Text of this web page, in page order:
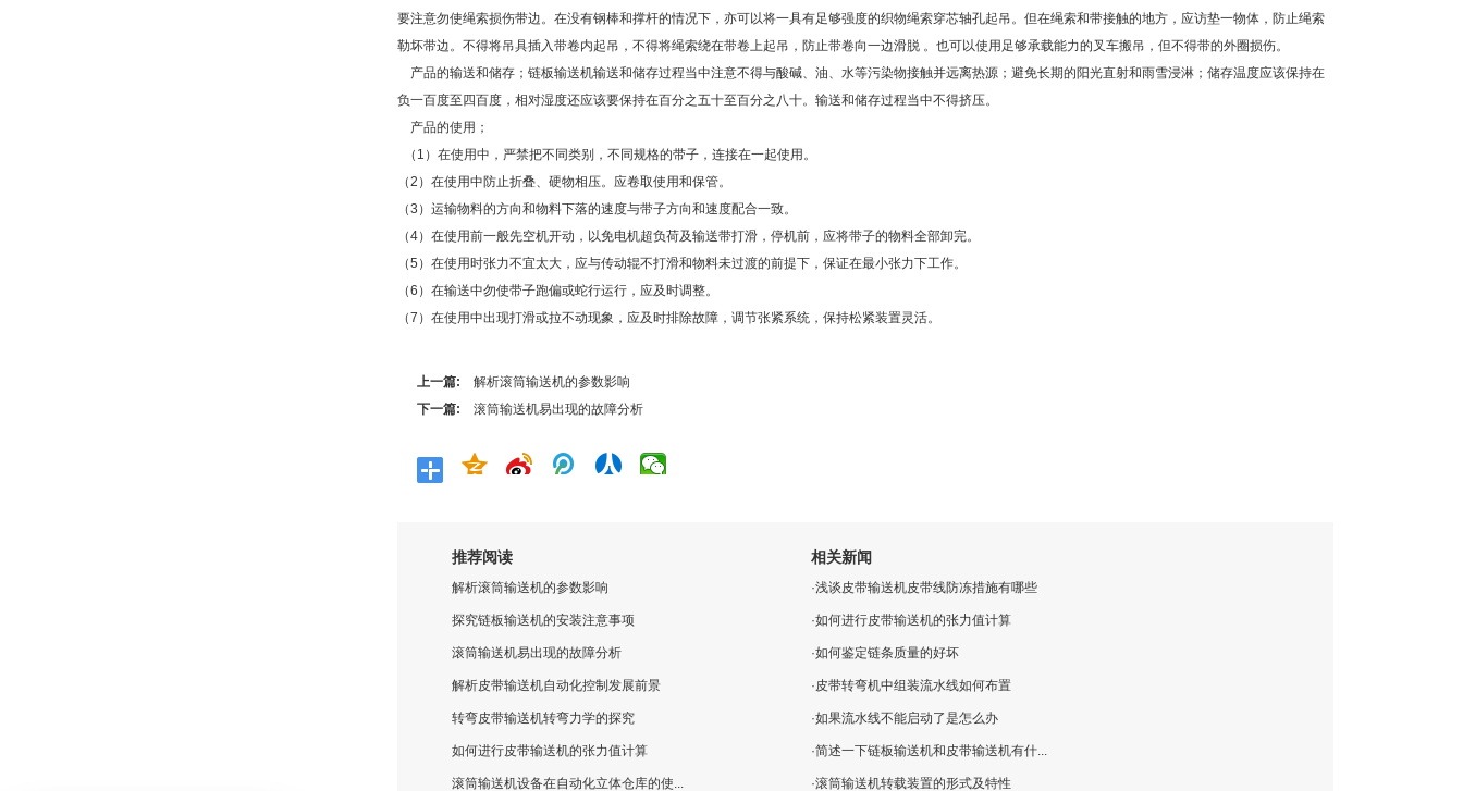
要注意勿使绳索损伤带边。在没有钢棒和撑杆的情况下，亦可以将一具有足够强度的织物绳索穿芯轴孔起吊。但在绳索和带接触的地方，应访垫一物体，防止绳索
勒坏带边。不得将吊具插入带卷内起吊，不得将绳索绕在带卷上起吊，防止带卷向一边滑脱 。也可以使用足够承载能力的叉车搬吊，但不得带的外圈损伤。
产品的输送和储存；链板输送机输送和储存过程当中注意不得与酸碱、油、水等污染物接触并远离热源；避免长期的阳光直射和雨雪浸淋；储存温度应该保持在
负一百度至四百度，相对湿度还应该要保持在百分之五十至百分之八十。输送和储存过程当中不得挤压。
产品的使用；
（1）在使用中，严禁把不同类别，不同规格的带子，连接在一起使用。
（2）在使用中防止折叠、硬物相压。应卷取使用和保管。
（3）运输物料的方向和物料下落的速度与带子方向和速度配合一致。
（4）在使用前一般先空机开动，以免电机超负荷及输送带打滑，停机前，应将带子的物料全部卸完。
（5）在使用时张力不宜太大，应与传动辊不打滑和物料未过渡的前提下，保证在最小张力下工作。
（6）在输送中勿使带子跑偏或蛇行运行，应及时调整。
（7）在使用中出现打滑或拉不动现象，应及时排除故障，调节张紧系统，保持松紧装置灵活。
上一篇:
解析滚筒输送机的参数影响
下一篇:
滚筒输送机易出现的故障分析
推荐阅读
解析滚筒输送机的参数影响
探究链板输送机的安装注意事项
滚筒输送机易出现的故障分析
解析皮带输送机自动化控制发展前景
转弯皮带输送机转弯力学的探究
如何进行皮带输送机的张力值计算
滚筒输送机设备在自动化立体仓库的使...
相关新闻
·浅谈皮带输送机皮带线防冻措施有哪些
·如何进行皮带输送机的张力值计算
·如何鉴定链条质量的好坏
·皮带转弯机中组装流水线如何布置
·如果流水线不能启动了是怎么办
·简述一下链板输送机和皮带输送机有什...
·滚筒输送机转载装置的形式及特性